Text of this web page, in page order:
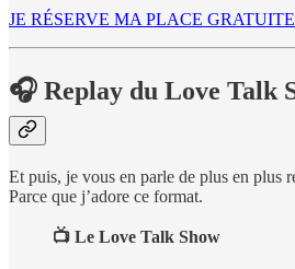
JE RÉSERVE MA PLACE
🎧 Replay du Love Talk
Et puis, je vous en parle de plus en plus
Parce que j’adore ce format.
📺 Le Love Talk Show